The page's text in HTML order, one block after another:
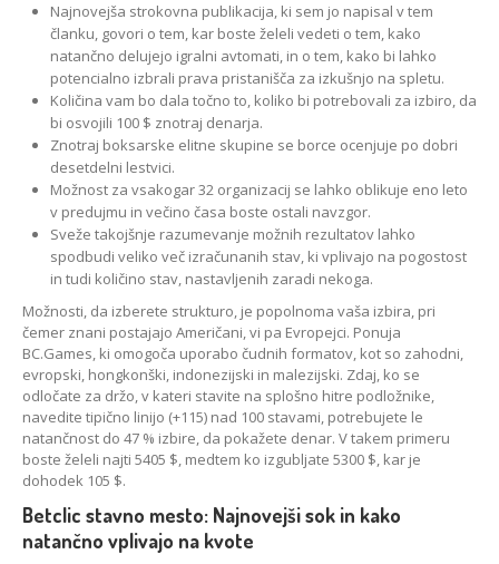
Najnovejša strokovna publikacija, ki sem jo napisal v tem
članku, govori o tem, kar boste želeli vedeti o tem, kako
natančno delujejo igralni avtomati, in o tem, kako bi lahko
potencialno izbrali prava pristanišča za izkušnjo na spletu.
Količina vam bo dala točno to, koliko bi potrebovali za izbiro, da
bi osvojili 100 $ znotraj denarja.
Znotraj boksarske elitne skupine se borce ocenjuje po dobri
desetdelni lestvici.
Možnost za vsakogar 32 organizacij se lahko oblikuje eno leto
v predujmu in večino časa boste ostali navzgor.
Sveže takojšnje razumevanje možnih rezultatov lahko
spodbudi veliko več izračunanih stav, ki vplivajo na pogostost
in tudi količino stav, nastavljenih zaradi nekoga.
Možnosti, da izberete strukturo, je popolnoma vaša izbira, pri
čemer znani postajajo Američani, vi pa Evropejci. Ponuja
BC.Games, ki omogoča uporabo čudnih formatov, kot so zahodni,
evropski, hongkonški, indonezijski in malezijski. Zdaj, ko se
odločate za držo, v kateri stavite na splošno hitre podložnike,
navedite tipično linijo (+115) nad 100 stavami, potrebujete le
natančnost do 47 % izbire, da pokažete denar. V takem primeru
boste želeli najti 5405 $, medtem ko izgubljate 5300 $, kar je
dohodek 105 $.
Betclic stavno mesto: Najnovejši sok in kako
natančno vplivajo na kvote